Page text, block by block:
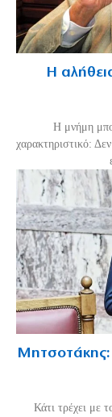
Η
H μνήμη
χαρακτηριστικό:
Κάτι τρέχει με